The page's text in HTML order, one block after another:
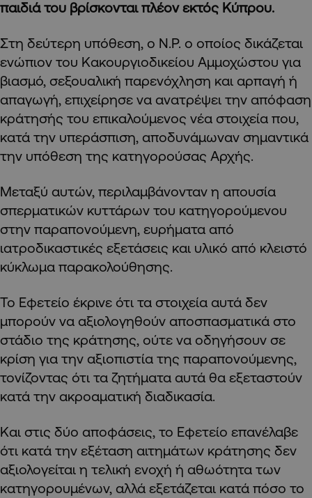
παιδιά του βρίσκονται πλέον εκτός Κύπρου.
Στη δεύτερη υπόθεση, ο N.P. ο οποίος δικάζεται
ενώπιον του Κακουργιοδικείου Αμμοχώστου για
βιασμό, σεξουαλική παρενόχληση και αρπαγή ή
απαγωγή, επιχείρησε να ανατρέψει την απόφαση
κράτησής του επικαλούμενος νέα στοιχεία που,
κατά την υπεράσπιση, αποδυνάμωναν σημαντικά
την υπόθεση της κατηγορούσας Αρχής.
Μεταξύ αυτών, περιλαμβάνονταν η απουσία
σπερματικών κυττάρων του κατηγορούμενου
στην παραπονούμενη, ευρήματα από
ιατροδικαστικές εξετάσεις και υλικό από κλειστό
κύκλωμα παρακολούθησης.
Το Εφετείο έκρινε ότι τα στοιχεία αυτά δεν
μπορούν να αξιολογηθούν αποσπασματικά στο
στάδιο της κράτησης, ούτε να οδηγήσουν σε
κρίση για την αξιοπιστία της παραπονούμενης,
τονίζοντας ότι τα ζητήματα αυτά θα εξεταστούν
κατά την ακροαματική διαδικασία.
Και στις δύο αποφάσεις, το Εφετείο επανέλαβε
ότι κατά την εξέταση αιτημάτων κράτησης δεν
αξιολογείται η τελική ενοχή ή αθωότητα των
κατηγορουμένων, αλλά εξετάζεται κατά πόσο το